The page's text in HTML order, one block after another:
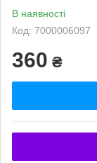
В наявності
Код: 7000006097
360 ₴